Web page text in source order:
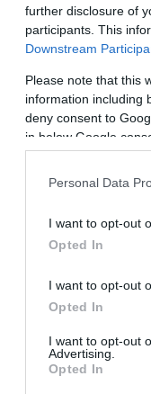
further disclosure of
participants. This
Downstream
Please note that this
information including
deny consent to
in below Google
Personal Data
I want to opt-out
Opted In
I want to opt-out
Opted In
I want to opt-out
Advertising.
Opted In